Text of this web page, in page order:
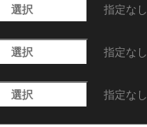
選択 指定なし
選択 指定なし
選択 指定なし